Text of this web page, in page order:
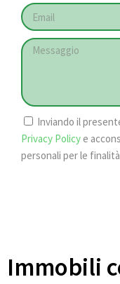
Inviando il
Privacy Policy e
personali per le
Immobili